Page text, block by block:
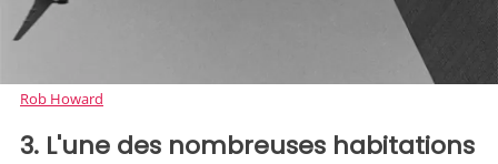
Rob Howard
3. L'une des nombreuses habitations